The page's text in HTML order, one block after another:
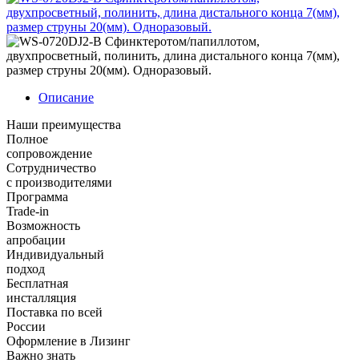
Описание
Наши преимущества
Полное
сопровождение
Сотрудничество
с производителями
Программа
Trade-in
Возможность
апробации
Индивидуальный
подход
Бесплатная
инсталляция
Поставка по всей
России
Оформление в Лизинг
Важно знать